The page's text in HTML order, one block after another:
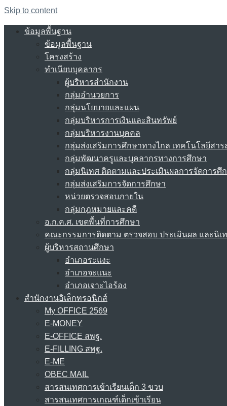
Skip to content
ข้อมูลพื้นฐาน
ข้อมูลพื้นฐาน
โครงสร้าง
ทำเนียบบุคลากร
ผู้บริหารสำนักงาน
กลุ่มอำนวยการ
กลุ่มนโยบายและแผน
กลุ่มบริหารการเงินและสินทรัพย์
กลุ่มบริหารงานบุคคล
กลุ่มส่งเสริมการศึกษาทางไกล เทคโนโลยีสา
กลุ่มพัฒนาครูและบุคลากรทางการศึกษา
กลุ่มนิเทศ ติดตามและประเมินผลการจัดการศึ
กลุ่มส่งเสริมการจัดการศึกษา
หน่วยตรวจสอบภายใน
กลุ่มกฎหมายและคดี
อ.ก.ค.ศ. เขตพื้นที่การศึกษา
คณะกรรมการติดตาม ตรวจสอบ ประเมินผล และนิเ
ผู้บริหารสถานศึกษา
อำเภอระแงะ
อำเภอจะแนะ
อำเภอเจาะไอร้อง
สำนักงานอิเล็กทรอนิกส์
My OFFICE 2569
E-MONEY
E-OFFICE สพฐ.
E-FILLING สพฐ.
E-ME
OBEC MAIL
สารสนเทศการเข้าเรียนเด็ก 3 ขวบ
สารสนเทศการเกณฑ์เด็กเข้าเรียน